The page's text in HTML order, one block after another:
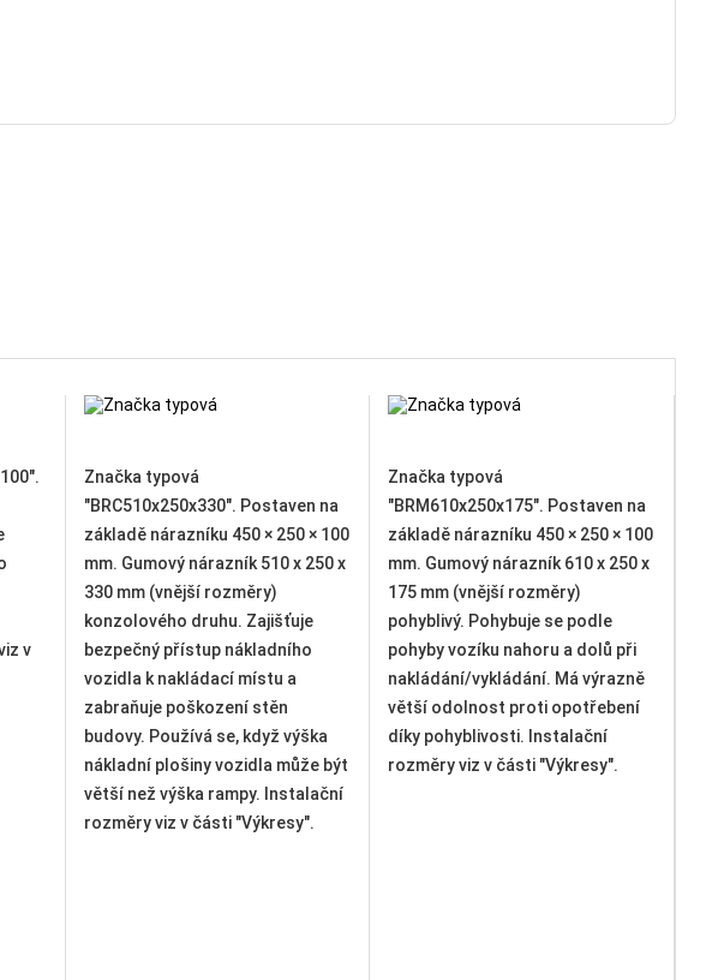
na
100
x
Značka typová
"BRM610x250x175". Postaven na
základě nárazníku 450 × 250 × 100
mm. Gumový nárazník 610 x 250 x
175 mm (vnější rozměry)
pohyblivý. Pohybuje se podle
pohyby vozíku nahoru a dolů při
nakládání/vykládání. Má výrazně
větší odolnost proti opotřebení
díky pohyblivosti. Instalační
rozměry viz v části "Výkresy".
Značka typová
"BRM600x364x110". Postaven na
základě nárazníku 450 × 250 × 100
mm. Gumový nárazník 600 x 364 x
110 mm (vnější rozměry)
pohyblivý. Pohybuje se podle
pohyby vozíku nahoru a dolů při
nakládání/vykládání. Má výrazně
větší odolnost proti opotřebení
díky pohyblivosti. Lze použít
pouze s můsteky se výsuvnou